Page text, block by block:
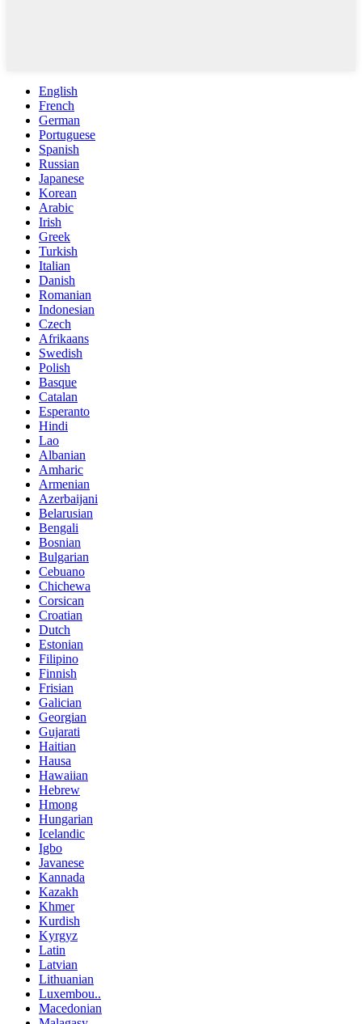
English
French
German
Portuguese
Spanish
Russian
Japanese
Korean
Arabic
Irish
Greek
Turkish
Italian
Danish
Romanian
Indonesian
Czech
Afrikaans
Swedish
Polish
Basque
Catalan
Esperanto
Hindi
Lao
Albanian
Amharic
Armenian
Azerbaijani
Belarusian
Bengali
Bosnian
Bulgarian
Cebuano
Chichewa
Corsican
Croatian
Dutch
Estonian
Filipino
Finnish
Frisian
Galician
Georgian
Gujarati
Haitian
Hausa
Hawaiian
Hebrew
Hmong
Hungarian
Icelandic
Igbo
Javanese
Kannada
Kazakh
Khmer
Kurdish
Kyrgyz
Latin
Latvian
Lithuanian
Luxembou..
Macedonian